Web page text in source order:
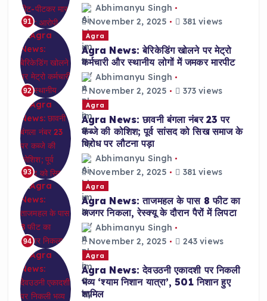
91
Abhimanyu Singh
November 2, 2025
381 views
92
Agra
Agra News: बेरिकेडिंग खोलने पर मेट्रो
कर्मचारी और स्थानीय लोगों में जमकर मारपीट
Abhimanyu Singh
November 2, 2025
373 views
93
Agra
Agra News: छावनी बंगला नंबर 23 पर
कब्जे की कोशिश; पूर्व सांसद को सिख समाज के
विरोध पर लौटना पड़ा
Abhimanyu Singh
November 2, 2025
381 views
94
Agra
Agra News: ताजमहल के पास 8 फीट का
अजगर निकला, रेस्क्यू के दौरान पैरों में लिपटा
Abhimanyu Singh
November 2, 2025
243 views
Agra
Agra News: देवउठनी एकादशी पर निकली
भव्य ‘श्याम निशान यात्रा’, 501 निशान हुए
शामिल